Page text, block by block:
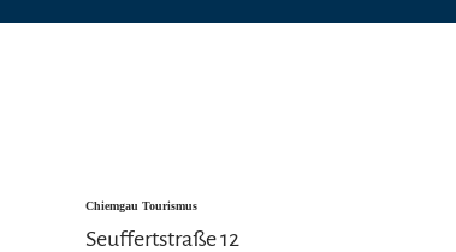
Chiemgau Tourismus
Seuffertstraße 12